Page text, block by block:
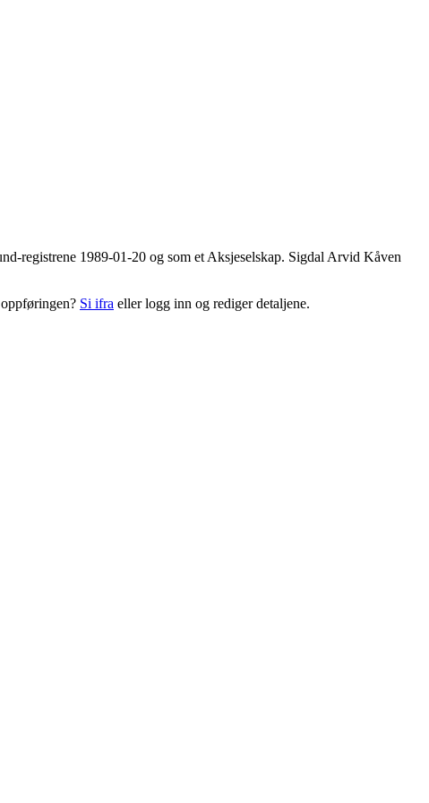
registrene 1989-01-20 og som et Aksjeselskap. Sigdal Arvid Kåven
Si ifra eller logg inn og rediger detaljene.